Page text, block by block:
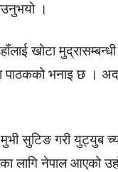
।
खोटा मुद्रासम्बन्धी
पाठकको भनाइ छ ।
सुटिङ गरी युट्युब
लागि नेपाल आएको